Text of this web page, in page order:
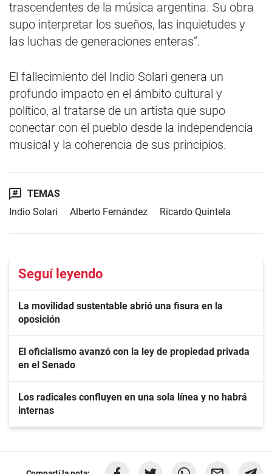
trascendentes de la música argentina. Su obra
supo interpretar los sueños, las inquietudes y
las luchas de generaciones enteras”.
El fallecimiento del Indio Solari genera un
profundo impacto en el ámbito cultural y
político, al tratarse de un artista que supo
conectar con el pueblo desde la independencia
musical y la coherencia de sus principios.
TEMAS
Indio Solari
Alberto Fernández Ricardo Quintela
Seguí leyendo
La movilidad sustentable abrió una fisura en la
oposición
El oficialismo avanzó con la ley de propiedad privada
en el Senado
Los radicales confluyen en una sola línea y no habrá
internas